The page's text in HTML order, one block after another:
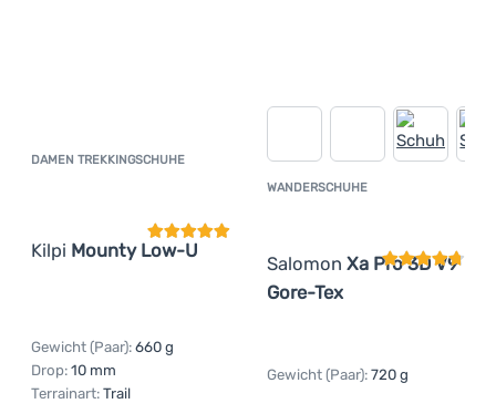
DAMEN TREKKINGSCHUHE
Kilpi Mounty Low-U
Kundenbewertung
Gewicht (Paar): 660 g
Drop: 10 mm
Terrainart: Trail
WANDERSCHUHE
Salomon Xa Pro 3D V9
Gore-Tex
Gewicht (Paar): 720 g